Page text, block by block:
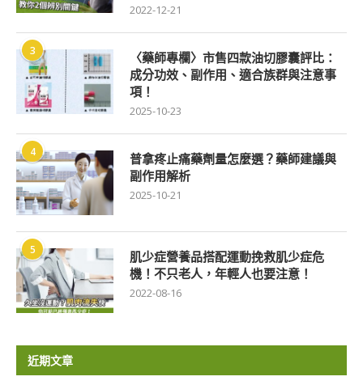
2022-12-21
3
〈藥師專欄〉市售四款油切膠囊評比：
成分功效、副作用、適合族群與注意事
項！
2025-10-23
4
普拿疼止痛藥劑量怎麼選？藥師建議與
副作用解析
2025-10-21
5
肌少症營養品搭配運動挽救肌少症危
機！不只老人，年輕人也要注意！
2022-08-16
近期文章